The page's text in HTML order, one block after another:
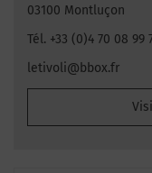
03100 Montluçon
Tél. +33 (0)4 70 08 99
letivoli@bbox.fr